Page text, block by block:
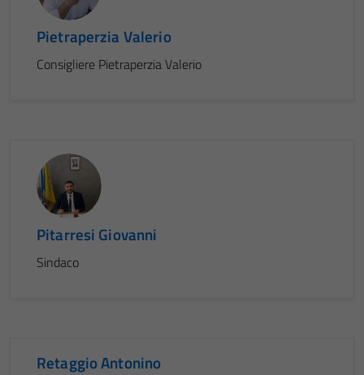
Pietraperzia Valerio
Consigliere Pietraperzia Valerio
Pitarresi Giovanni
Sindaco
Retaggio Antonino